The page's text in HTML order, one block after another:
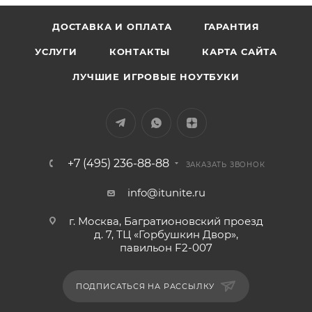
ДОСТАВКА И ОПЛАТА ГАРАНТИЯ
УСЛУГИ КОНТАКТЫ КАРТА САЙТА
ЛУЧШИЕ ИГРОВЫЕ НОУТБУКИ
+7 (495) 236-88-88 ЗАКАЗАТЬ ЗВОНОК
info@itunite.ru
г. Москва, Багратионовский проезд
д. 7, ТЦ «Горбушкин Двор»,
павильон F2-007
ПОДПИСАТЬСЯ НА РАССЫЛКУ